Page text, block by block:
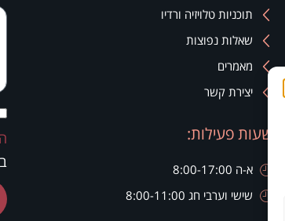
תוכניות טלויזיה ורדיו
שאלות נפוצות
מאמרים
יצירת קשר
שעות פעילות:
א-ה 8:00-17:00
שישי וערבי חג 8:00-11:00